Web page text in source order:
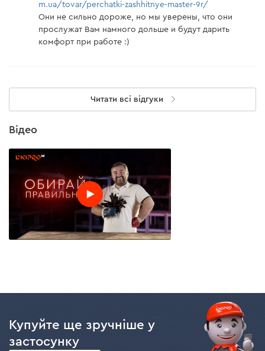
виберіть потрібний розмір.
m.ua/tovar/perchatki-zashhitnye-master-9r/
Они не сильно дороже, но мы уверены, что они
прослужат Вам намного дольше и будут дарить
комфорт при работе :)
Читати всі відгуки
Відео
Купуйте ще зручніше у
застосунку